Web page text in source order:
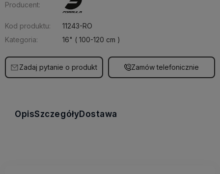
Producent:
Kod produktu:
11243-RO
Kategoria:
16" ( 100-120 cm )
Zadaj pytanie o produkt Zamów telefonicznie
OpisSzczegółyDostawa